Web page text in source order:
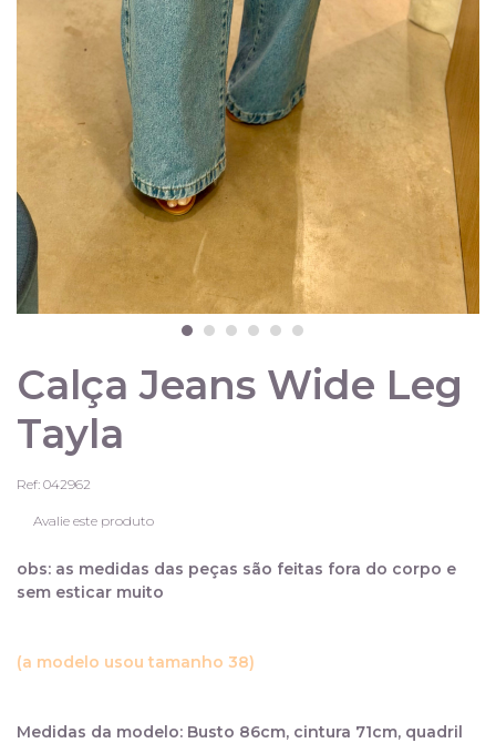
Calça Jeans Wide Leg
Tayla
Ref: 042962
Avalie este produto
obs: as medidas das peças são feitas fora do corpo e
sem esticar muito
(a modelo usou tamanho 38)
Medidas da modelo: Busto 86cm, cintura 71cm, quadril